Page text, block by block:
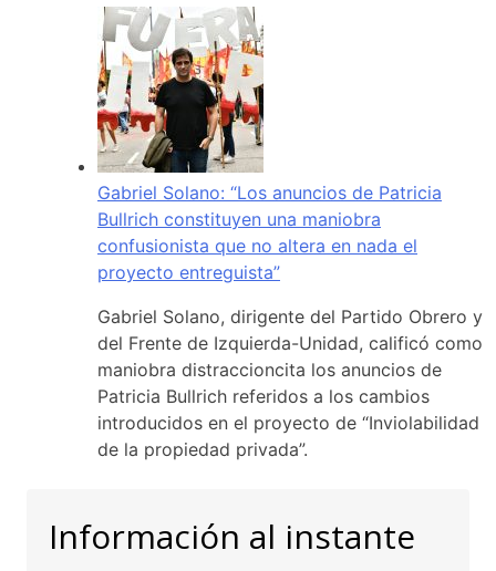
Gabriel Solano: “Los anuncios de Patricia
Bullrich constituyen una maniobra
confusionista que no altera en nada el
proyecto entreguista”
Gabriel Solano, dirigente del Partido Obrero y
del Frente de Izquierda-Unidad, calificó como
maniobra distraccioncita los anuncios de
Patricia Bullrich referidos a los cambios
introducidos en el proyecto de “Inviolabilidad
de la propiedad privada”.
Información al instante